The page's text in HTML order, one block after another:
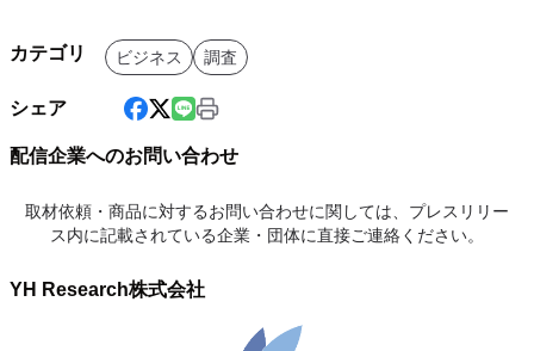
カテゴリ ビジネス 調査
シェア
配信企業へのお問い合わせ
取材依頼・商品に対するお問い合わせに関しては、プレスリリー
ス内に記載されている企業・団体に直接ご連絡ください。
YH Research株式会社